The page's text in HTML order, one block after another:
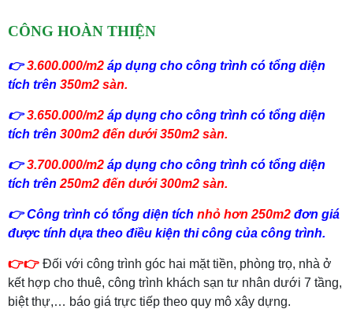
CÔNG HOÀN THIỆN
👉3.600.000/m2 áp dụng cho công trình có tổng diện
tích trên 350m2 sàn.
👉3.650.000/m2 áp dụng cho công trình có tổng diện
tích trên 300m2 đến dưới 350m2 sàn.
👉3.700.000/m2 áp dụng cho công trình có tổng diện
tích trên 250m2 đến dưới 300m2 sàn.
👉 Công trình có tổng diện tích nhỏ hơn 250m2 đơn giá
được tính dựa theo điều kiện thi công của công trình.
👉👉 Đối với công trình góc hai mặt tiền, phòng trọ, nhà ở
kết hợp cho thuê, công trình khách sạn tư nhân dưới 7 tầng,
biệt thự,… báo giá trực tiếp theo quy mô xây dựng.